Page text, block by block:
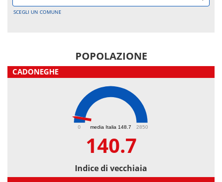
SCEGLI UN COMUNE
POPOLAZIONE
CADONEGHE
media Italia 148.7
0 2850
140.7
Indice di vecchiaia